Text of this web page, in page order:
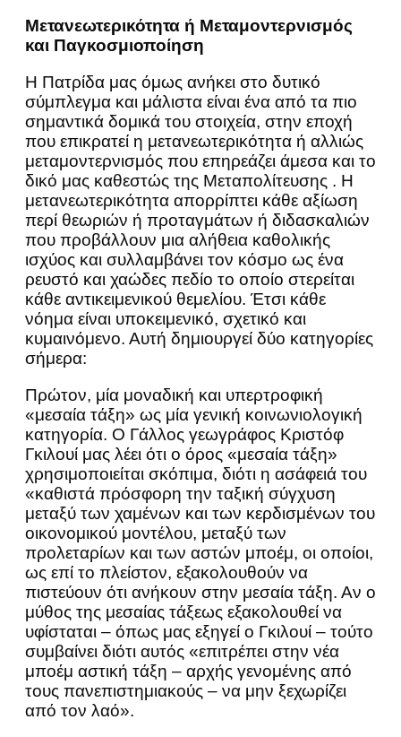
Μετανεωτερικότητα ή Μεταμοντερνισμός
και Παγκοσμιοποίηση
Η Πατρίδα μας όμως ανήκει στο δυτικό
σύμπλεγμα και μάλιστα είναι ένα από τα πιο
σημαντικά δομικά του στοιχεία, στην εποχή
που επικρατεί η μετανεωτερικότητα ή αλλιώς
μεταμοντερνισμός που επηρεάζει άμεσα και το
δικό μας καθεστώς της Μεταπολίτευσης . Η
μετανεωτερικότητα απορρίπτει κάθε αξίωση
περί θεωριών ή προταγμάτων ή διδασκαλιών
που προβάλλουν μια αλήθεια καθολικής
ισχύος και συλλαμβάνει τον κόσμο ως ένα
ρευστό και χαώδες πεδίο το οποίο στερείται
κάθε αντικειμενικού θεμελίου. Έτσι κάθε
νόημα είναι υποκειμενικό, σχετικό και
κυμαινόμενο. Αυτή δημιουργεί δύο κατηγορίες
σήμερα:
Πρώτον, μία μοναδική και υπερτροφική
«μεσαία τάξη» ως μία γενική κοινωνιολογική
κατηγορία. Ο Γάλλος γεωγράφος Κριστόφ
Γκιλουί μας λέει ότι ο όρος «μεσαία τάξη»
χρησιμοποιείται σκόπιμα, διότι η ασάφειά του
«καθιστά πρόσφορη την ταξική σύγχυση
μεταξύ των χαμένων και των κερδισμένων του
οικονομικού μοντέλου, μεταξύ των
προλεταρίων και των αστών μποέμ, οι οποίοι,
ως επί το πλείστον, εξακολουθούν να
πιστεύουν ότι ανήκουν στην μεσαία τάξη. Αν ο
μύθος της μεσαίας τάξεως εξακολουθεί να
υφίσταται – όπως μας εξηγεί ο Γκιλουί – τούτο
συμβαίνει διότι αυτός «επιτρέπει στην νέα
μποέμ αστική τάξη – αρχής γενομένης από
τους πανεπιστημιακούς – να μην ξεχωρίζει
από τον λαό».